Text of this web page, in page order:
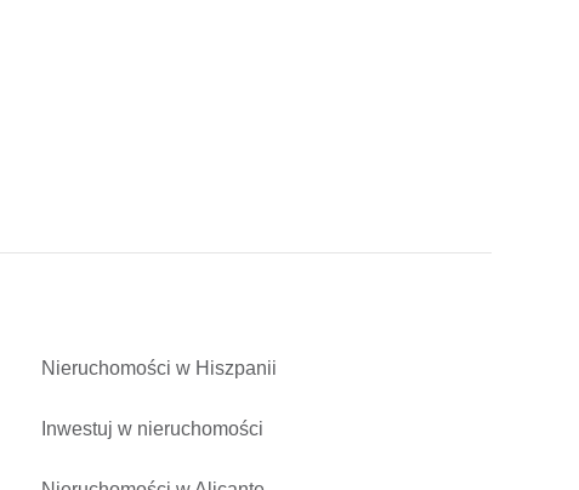
Nieruchomości w Hiszpanii
Inwestuj w nieruchomości